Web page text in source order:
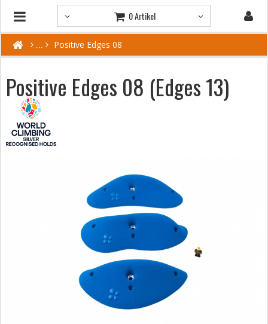
0 Artikel
Positive Edges 08
Positive Edges 08 (Edges 13)